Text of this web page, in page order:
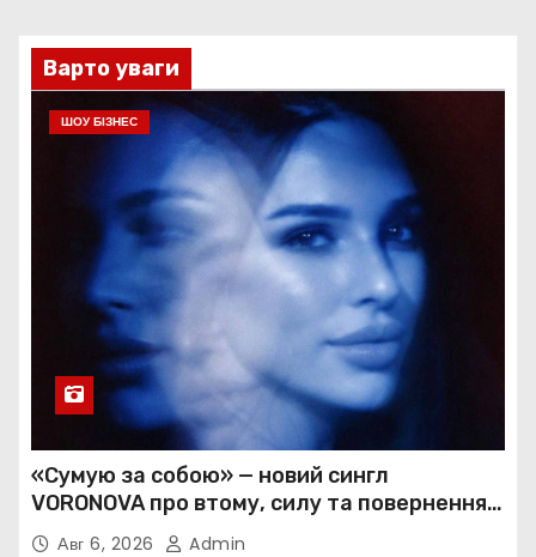
Варто уваги
ШОУ БІЗНЕС
«Сумую за собою» — новий сингл
VORONOVA про втому, силу та повернення
до себе
Авг 6, 2026 Admin